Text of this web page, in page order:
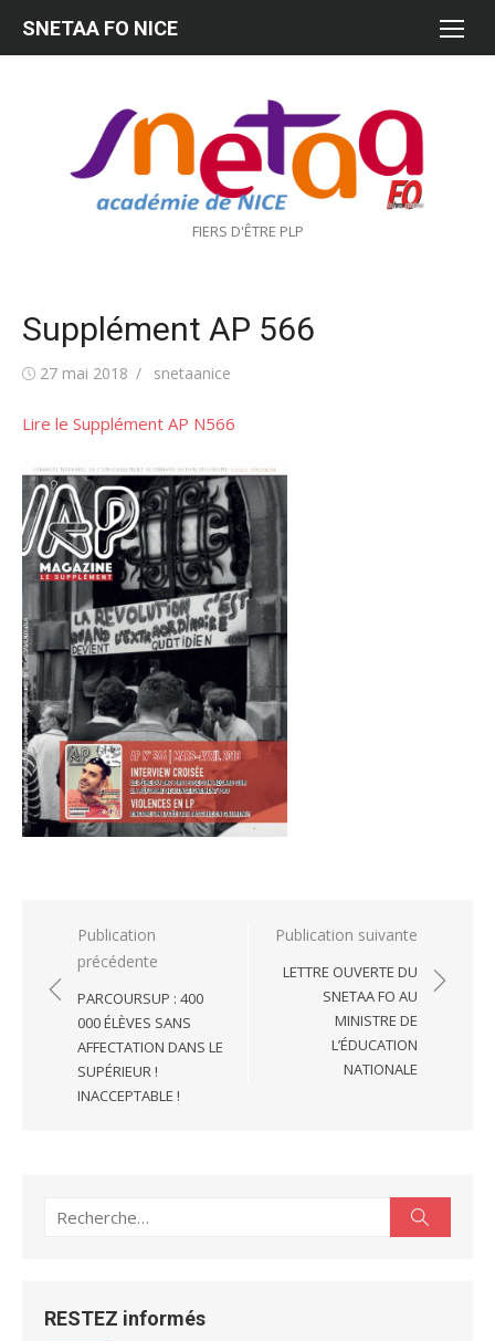
FIERS D'ÊTRE PLP
SNETAA FO NICE
Supplément AP 566
Publié27 mai 2018 Auteur/autrice
snetaanice
Lire le Supplément AP N566
Navigation
l’article
Publication
précédente
PARCOURSUP : 400
000 ÉLÈVES SANS
AFFECTATION DANS LE
SUPÉRIEUR !
INACCEPTABLE !
Publication suivante
LETTRE OUVERTE DU
SNETAA FO AU
MINISTRE DE
L’ÉDUCATION
NATIONALE
Recherche
RESTEZ informés